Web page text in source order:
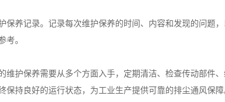
养记录。记录每次维护保养的时间、内容和发现的问题
考。
护保养需要从多个方面入手，定期清洁、检查传动部件
保持良好的运行状态，为工业生产提供可靠的排尘通风保障